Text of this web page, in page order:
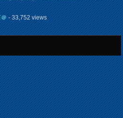
＠- 33,752 views